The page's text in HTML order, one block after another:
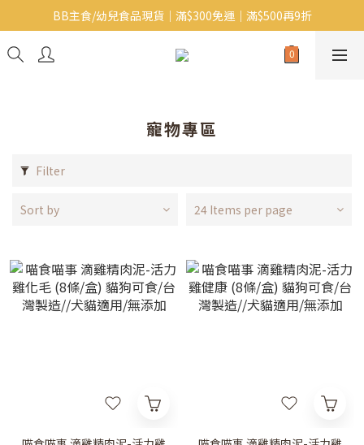
Baby J 意大利有機無麩質動物通粉 清貨平賣中!!
BB主食/幼兒食品現貨｜滿$300免運｜滿$500再9折
Baby J 有機蝴蝶麵熱賣中!
寵物專區
Filter
Sort by 24 Items per page